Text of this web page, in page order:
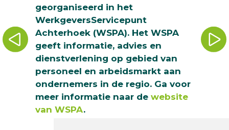
georganiseerd in het
WerkgeversServicepunt
Achterhoek (WSPA). Het WSPA
geeft informatie, advies en
dienstverlening op gebied van
personeel en arbeidsmarkt aan
ondernemers in de regio. Ga voor
meer informatie naar de website
van WSPA.